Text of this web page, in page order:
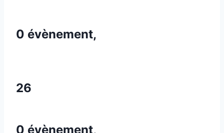
0 évènement,
26
0 évènement,